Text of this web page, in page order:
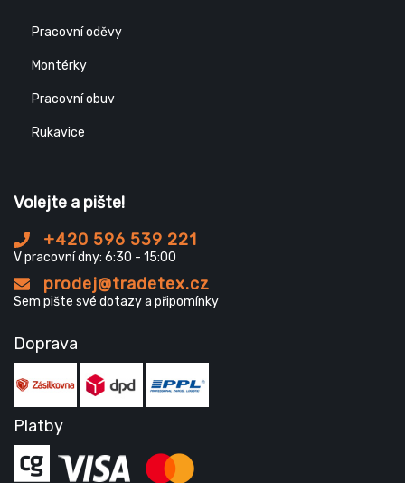
Pracovní oděvy
Montérky
Pracovní obuv
Rukavice
Volejte a pište!
+420 596 539 221
V pracovní dny: 6:30 - 15:00
prodej@tradetex.cz
Sem pište své dotazy a připomínky
Doprava
Platby